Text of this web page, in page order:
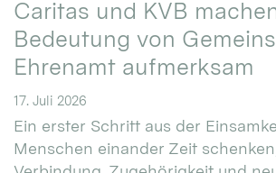
Caritas und KVB
Bedeutung von
Ehrenamt aufmerksam
17. Juli 2026
Ein erster Schritt aus der
Menschen einander Zeit